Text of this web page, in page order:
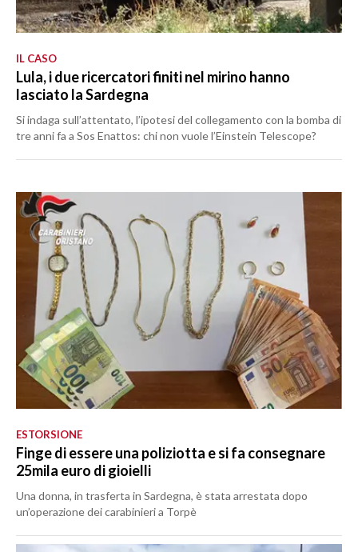
IL CASO
Lula, i due ricercatori finiti nel mirino hanno
lasciato la Sardegna
Si indaga sull’attentato, l’ipotesi del collegamento con la bomba di
tre anni fa a Sos Enattos: chi non vuole l’Einstein Telescope?
ESTORSIONE
Finge di essere una poliziotta e si fa consegnare
25mila euro di gioielli
Una donna, in trasferta in Sardegna, è stata arrestata dopo
un’operazione dei carabinieri a Torpè